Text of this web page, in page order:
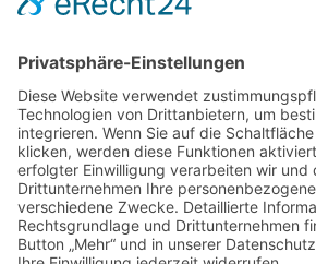
Tel.: +49 241 63342
ALLGEMEIN
FRISEURE